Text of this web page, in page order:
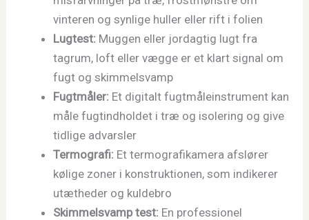
vinteren og synlige huller eller rift i folien
Lugtest: Muggen eller jordagtig lugt fra
tagrum, loft eller vægge er et klart signal om
fugt og skimmelsvamp
Fugtmåler: Et digitalt fugtmåleinstrument kan
måle fugtindholdet i træ og isolering og give
tidlige advarsler
Termografi: Et termografikamera afslører
kølige zoner i konstruktionen, som indikerer
utætheder og kuldebro
Skimmelsvamp test: En professionel